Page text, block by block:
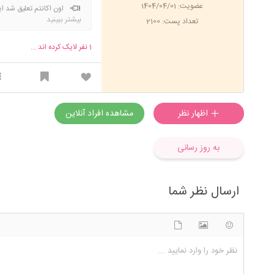
عضویت: 1404/04/01
تعداد پست: 2100
اون اکانتم تعلیق شد
بیشتر ببینید
1نفر لایک کرده اند ...
مشاهده افراد آنلاین
به روز رسانی
ارسال نظر شما
نظر خود را وارد نمایید ...